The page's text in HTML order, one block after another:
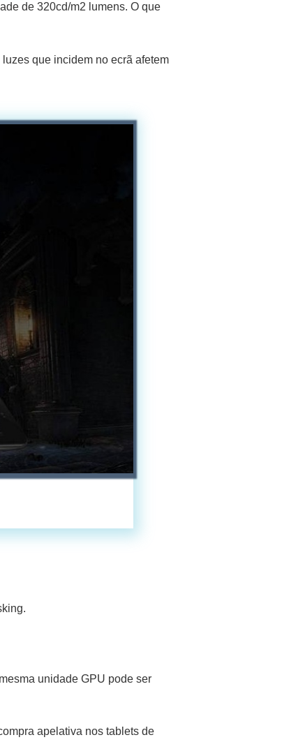
de 320cd/m2 lumens. O que
que incidem no ecrã afetem
unidade GPU pode ser
apelativa nos tablets de